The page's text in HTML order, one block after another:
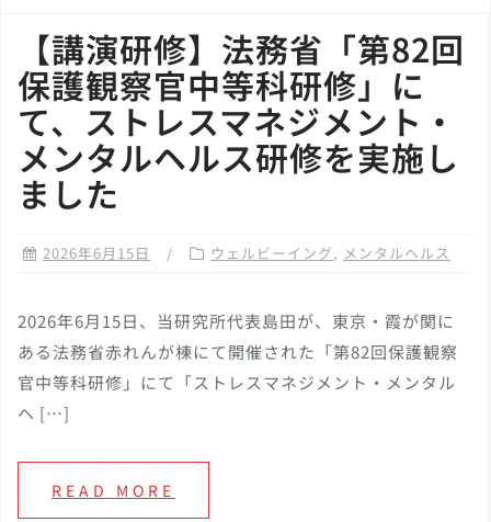
【講演研修】法務省「第82回
保護観察官中等科研修」に
て、ストレスマネジメント・
メンタルヘルス研修を実施し
ました
2026年6月15日 ウェルビーイング, メンタルヘルス
2026年6月15日、当研究所代表島田が、東京・霞が関に
ある法務省赤れんが棟にて開催された「第82回保護観察
官中等科研修」にて「ストレスマネジメント・メンタル
ヘ […]
READ MORE